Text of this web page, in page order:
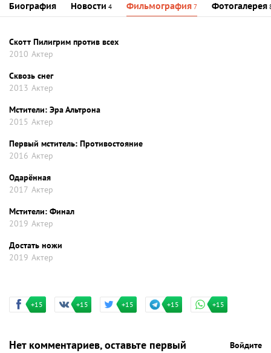
Биография Новости 4 Фильмография 7 Фотогалерея
Скотт Пилигрим против всех
2010 Актер
Сквозь снег
2013 Актер
Мстители: Эра Альтрона
2015 Актер
Первый мститель: Противостояние
2016 Актер
Одарённая
2017 Актер
Мстители: Финал
2019 Актер
Достать ножи
2019 Актер
+15 +15 +15 +15 +15
Нет комментариев, оставьте первый Войдите